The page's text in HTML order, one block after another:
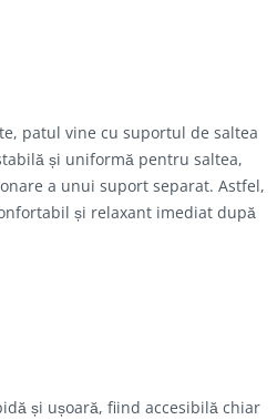
patul vine cu suportul de saltea
și uniformă pentru saltea,
a unui suport separat. Astfel,
și relaxant imediat după
și ușoară, fiind accesibilă chiar